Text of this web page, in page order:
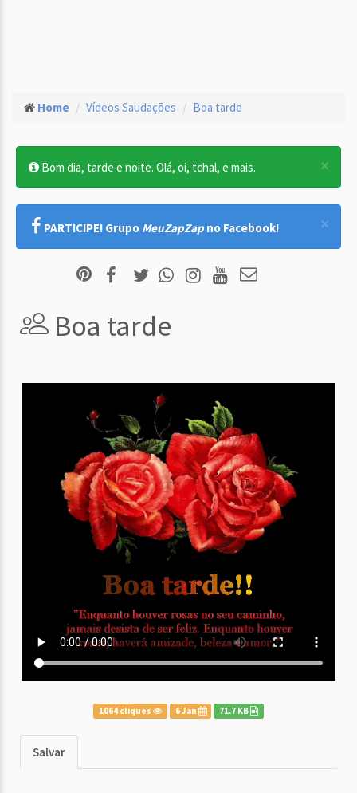
Home Vídeos Saudações Boa tarde
×
Bom dia, tarde e noite. Olá, oi, tchal, e mais.
×
PARTICIPE! Grupo MeuZapZap no Facebook!
Boa tarde
1064 cliques 6 Jan 71.7 KB
Salvar